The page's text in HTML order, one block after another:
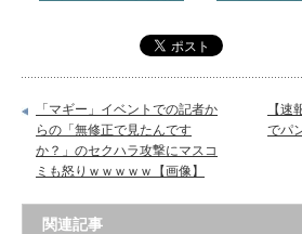
「マギー」イベントでの記者か
らの「無修正で見たんです
か？」のセクハラ攻撃にマスコ
ミも怒りｗｗｗｗｗ【画像】
【
でパ
関連記事